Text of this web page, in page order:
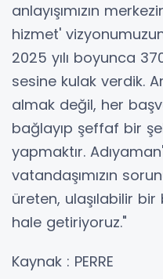
anlayışımızın
hizmet'
2025 yılı boyunca
sesine kulak verdik.
almak değil, her
bağlayıp şeffaf bir
yapmaktır.
vatandaşımızın
üreten, ulaşılabilir bir
hale getiriyoruz."
Kaynak : PERRE